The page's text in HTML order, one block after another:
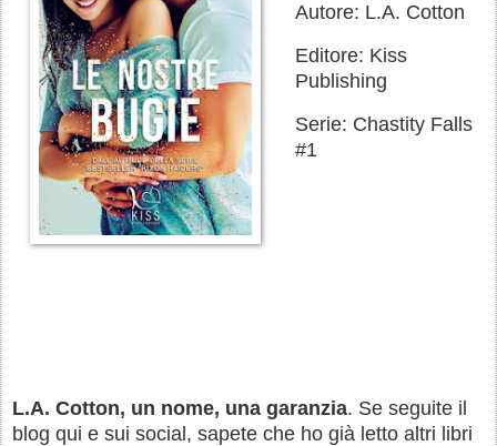
Autore: L.A. Cotton
Editore: Kiss
Publishing
Serie: Chastity Falls
#1
L.A. Cotton, un nome, una garanzia. Se seguite il
blog qui e sui social, sapete che ho già letto altri libri